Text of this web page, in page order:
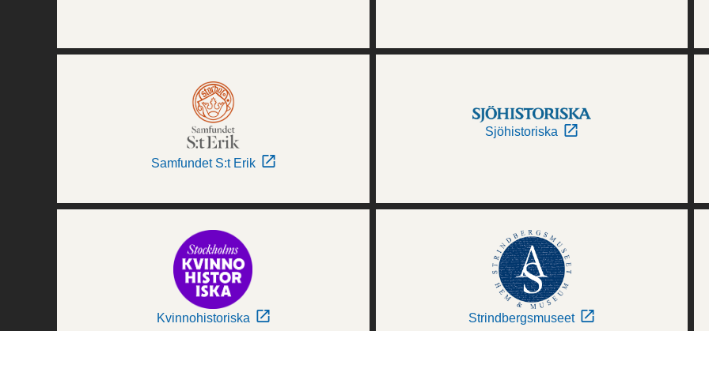
Samfundet S:t Erik
Sjöhistoriska
Kvinnohistoriska Strindbergsmuseet